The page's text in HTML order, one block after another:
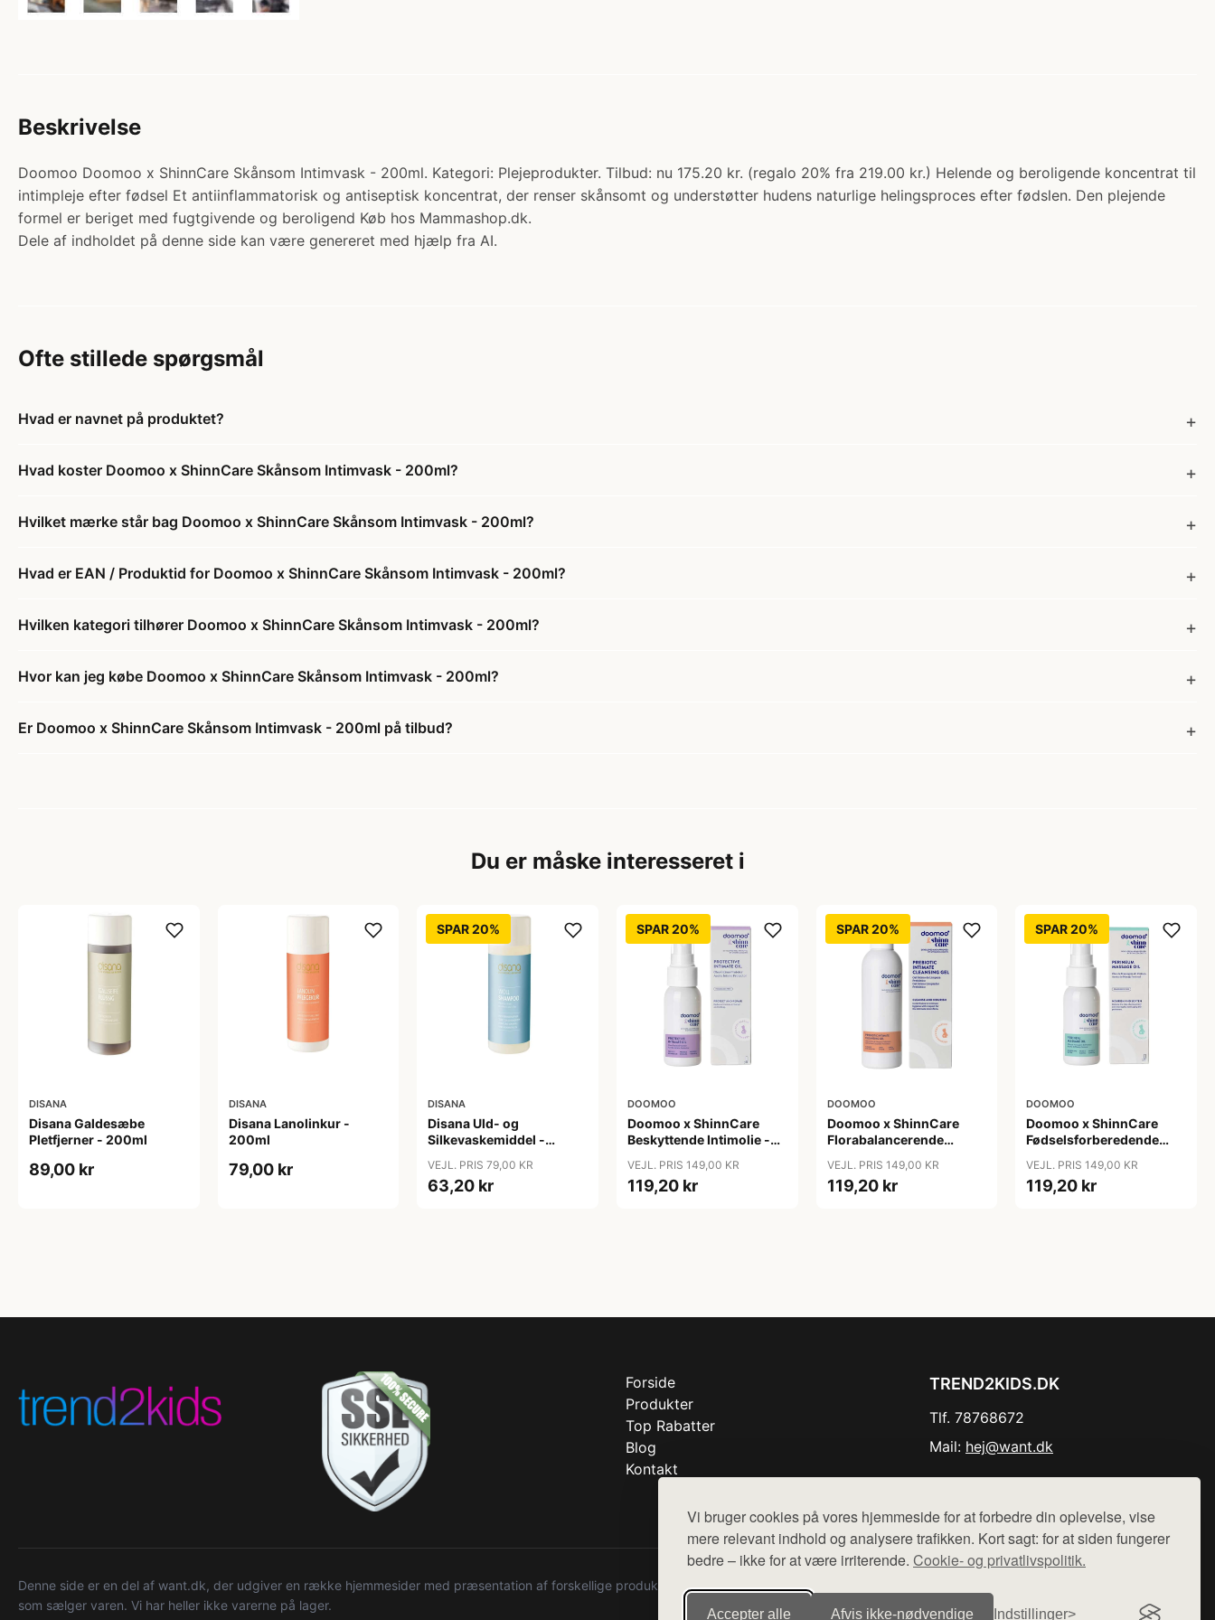
Vi bruger cookies på vores hjemmeside for at forbedre din oplevelse, vise
mere relevant indhold og analysere trafikken. Kort sagt: for at siden fungerer
bedre – ikke for at være irriterende. Cookie- og privatlivspolitik.
Accepter alle Afvis ikke‑nødvendige Indstillinger
Beskrivelse
Doomoo Doomoo x ShinnCare Skånsom Intimvask - 200ml. Kategori: Plejeprodukter. Tilbud: nu 175.20 kr. (regalo 20% fra 219.00 kr.) Helende og beroligende koncentrat til
intimpleje efter fødsel Et antiinflammatorisk og antiseptisk koncentrat, der renser skånsomt og understøtter hudens naturlige helingsproces efter fødslen. Den plejende
formel er beriget med fugtgivende og beroligend Køb hos Mammashop.dk.
Dele af indholdet på denne side kan være genereret med hjælp fra AI.
Ofte stillede spørgsmål
Hvad er navnet på produktet?
Hvad koster Doomoo x ShinnCare Skånsom Intimvask - 200ml?
Hvilket mærke står bag Doomoo x ShinnCare Skånsom Intimvask - 200ml?
Hvad er EAN / Produktid for Doomoo x ShinnCare Skånsom Intimvask - 200ml?
Hvilken kategori tilhører Doomoo x ShinnCare Skånsom Intimvask - 200ml?
Hvor kan jeg købe Doomoo x ShinnCare Skånsom Intimvask - 200ml?
Er Doomoo x ShinnCare Skånsom Intimvask - 200ml på tilbud?
Du er måske interesseret i
DISANA
Disana Galdesæbe
Pletfjerner - 200ml
89,00 kr
DISANA
Disana Lanolinkur -
200ml
79,00 kr
SPAR 20%
DISANA
Disana Uld- og
Silkevaskemiddel -
VEJL. PRIS 79,00 KR
63,20 kr
SPAR 20%
DOOMOO
Doomoo x ShinnCare
Beskyttende Intimolie -
VEJL. PRIS 149,00 KR
119,20 kr
SPAR 20%
DOOMOO
Doomoo x ShinnCare
Florabalancerende
VEJL. PRIS 149,00 KR
119,20 kr
SPAR 20%
DOOMOO
Doomoo x ShinnCare
Fødselsforberedende
VEJL. PRIS 149,00 KR
119,20 kr
Forside
Produkter
Top Rabatter
Blog
Kontakt
TREND2KIDS.DK
Tlf. 78768672
Mail: hej@want.dk
Denne side er en del af want.dk, der udgiver en række hjemmesider med præsentation af forskellige produkter fra diverse webshops. Der sælges ikke varer fra denne side - vi henviser til de shops,
som sælger varen. Vi har heller ikke varerne på lager.